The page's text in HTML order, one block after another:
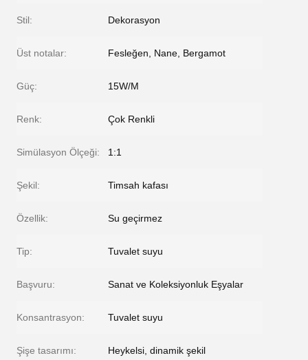
Stil: Dekorasyon
Üst notalar: Fesleğen, Nane, Bergamot
Güç: 15W/M
Renk: Çok Renkli
Simülasyon Ölçeği: 1:1
Şekil: Timsah kafası
Özellik: Su geçirmez
Tip: Tuvalet suyu
Başvuru: Sanat ve Koleksiyonluk Eşyalar
Konsantrasyon: Tuvalet suyu
Şişe tasarımı: Heykelsi, dinamik şekil